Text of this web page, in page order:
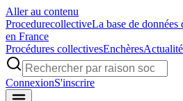
Aller au contenu
ProcedurecollectiveLa base de données
en France
Procédures collectivesEnchères
ConnexionS'inscrire